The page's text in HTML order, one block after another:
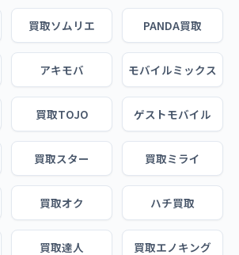
買取ソムリエ PANDA買取
アキモバ モバイルミックス
買取TOJO ゲストモバイル
買取スター 買取ミライ
買取オク ハチ買取
買取達人 買取エノキング